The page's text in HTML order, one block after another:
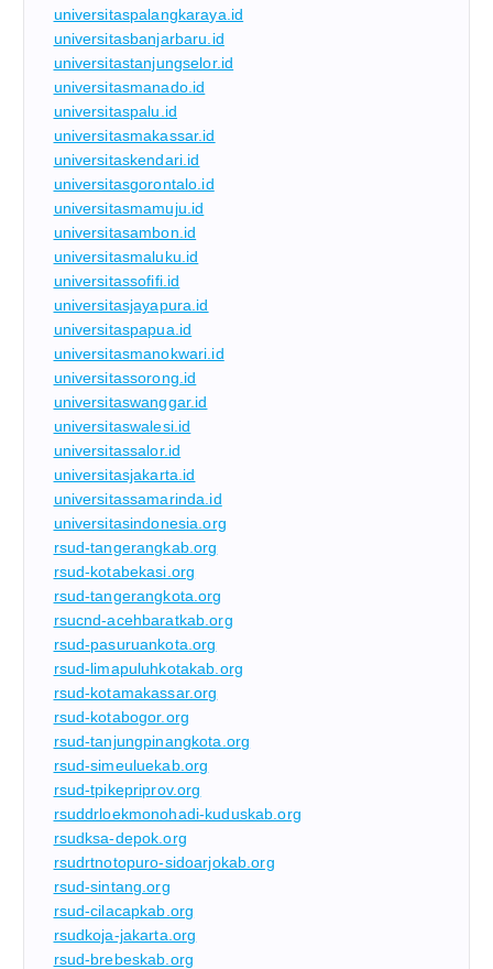
universitaspalangkaraya.id
universitasbanjarbaru.id
universitastanjungselor.id
universitasmanado.id
universitaspalu.id
universitasmakassar.id
universitaskendari.id
universitasgorontalo.id
universitasmamuju.id
universitasambon.id
universitasmaluku.id
universitassofifi.id
universitasjayapura.id
universitaspapua.id
universitasmanokwari.id
universitassorong.id
universitaswanggar.id
universitaswalesi.id
universitassalor.id
universitasjakarta.id
universitassamarinda.id
universitasindonesia.org
rsud-tangerangkab.org
rsud-kotabekasi.org
rsud-tangerangkota.org
rsucnd-acehbaratkab.org
rsud-pasuruankota.org
rsud-limapuluhkotakab.org
rsud-kotamakassar.org
rsud-kotabogor.org
rsud-tanjungpinangkota.org
rsud-simeuluekab.org
rsud-tpikepriprov.org
rsuddrloekmonohadi-kuduskab.org
rsudksa-depok.org
rsudrtnotopuro-sidoarjokab.org
rsud-sintang.org
rsud-cilacapkab.org
rsudkoja-jakarta.org
rsud-brebeskab.org